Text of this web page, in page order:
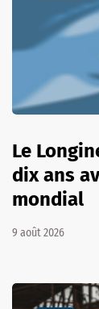
Le
dix ans
mondial
9 août 2026